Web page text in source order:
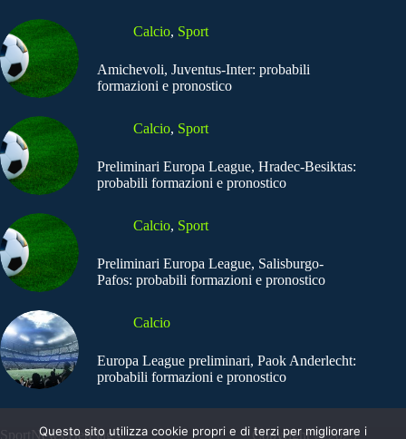
Calcio, Sport
Amichevoli, Juventus-Inter: probabili
formazioni e pronostico
Calcio, Sport
Preliminari Europa League, Hradec-Besiktas:
probabili formazioni e pronostico
Calcio, Sport
Preliminari Europa League, Salisburgo-
Pafos: probabili formazioni e pronostico
Calcio
Europa League preliminari, Paok Anderlecht:
probabili formazioni e pronostico
SportNews.BetFlag - Copyright © 2025
Questo sito utilizza cookie propri e di terzi per migliorare i